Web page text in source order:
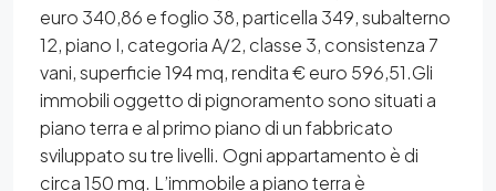
euro 340,86 e foglio 38, particella 349, subalterno
12, piano I, categoria A/2, classe 3, consistenza 7
vani, superficie 194 mq, rendita € euro 596,51.Gli
immobili oggetto di pignoramento sono situati a
piano terra e al primo piano di un fabbricato
sviluppato su tre livelli. Ogni appartamento è di
circa 150 mq. L’immobile a piano terra è